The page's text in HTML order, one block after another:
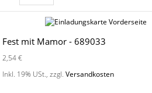
Fest mit Mamor - 689033
2,54 €
Inkl. 19% USt.,zzgl.Versandkosten